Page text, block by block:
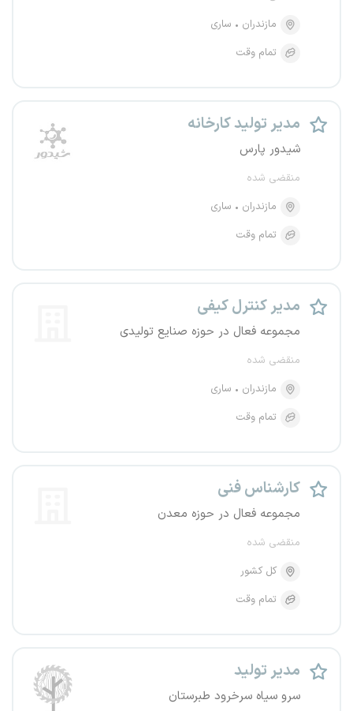
مازندران
ساری
تمام وقت
مدیر تولید کارخانه
شیدور پارس
منقضی شده
مازندران
ساری
تمام وقت
مدیر کنترل کیفی
مجموعه فعال در حوزه صنایع تولیدی
منقضی شده
مازندران
ساری
تمام وقت
کارشناس فنی
مجموعه فعال در حوزه معدن
منقضی شده
کل کشور
تمام وقت
مدیر تولید
سرو سیاه سرخرود طبرستان